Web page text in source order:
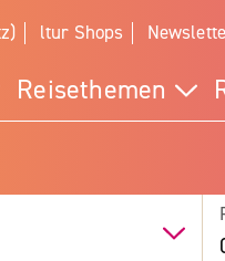
ltur Shops
Reisethemen